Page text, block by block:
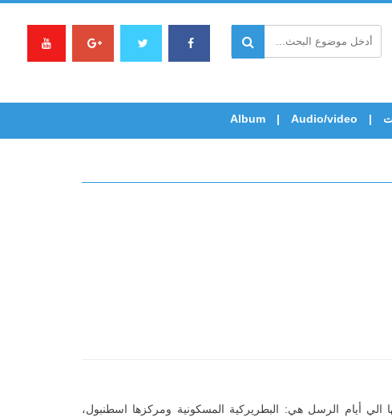
Audio/video
Album
أيام الرسل هي: البطريركية المسكونية ومركزها اسطنبول،